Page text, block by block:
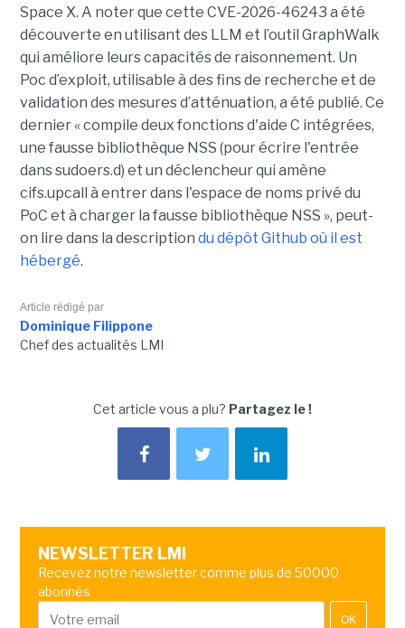
Space X. A noter que cette CVE-2026-46243 a été
découverte en utilisant des LLM et l’outil GraphWalk
qui améliore leurs capacités de raisonnement. Un
Poc d’exploit, utilisable à des fins de recherche et de
validation des mesures d’atténuation, a été publié. Ce
dernier « compile deux fonctions d'aide C intégrées,
une fausse bibliothèque NSS (pour écrire l'entrée
dans sudoers.d) et un déclencheur qui amène
cifs.upcall à entrer dans l'espace de noms privé du
PoC et à charger la fausse bibliothèque NSS », peut-
on lire dans la description du dépôt Github où il est
hébergé.
Article rédigé par
Dominique Filippone
Chef des actualités LMI
Cet article vous a plu? Partagez le !
NEWSLETTER LMI
Recevez notre newsletter comme plus de 50000
abonnés
OK